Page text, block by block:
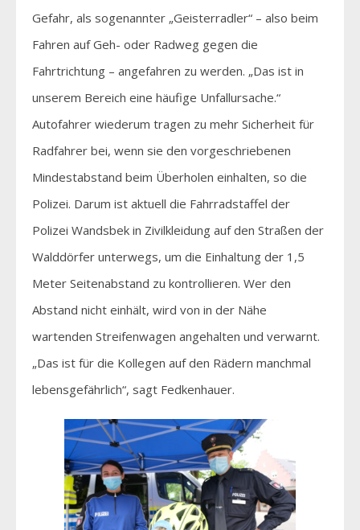
Gefahr, als sogenannter „Geisterradler“ – also beim
Fahren auf Geh- oder Radweg gegen die
Fahrtrichtung – angefahren zu werden. „Das ist in
unserem Bereich eine häufige Unfallursache.“
Autofahrer wiederum tragen zu mehr Sicherheit für
Radfahrer bei, wenn sie den vorgeschriebenen
Mindestabstand beim Überholen einhalten, so die
Polizei. Darum ist aktuell die Fahrradstaffel der
Polizei Wandsbek in Zivilkleidung auf den Straßen der
Walddörfer unterwegs, um die Einhaltung der 1,5
Meter Seitenabstand zu kontrollieren. Wer den
Abstand nicht einhält, wird von in der Nähe
wartenden Streifenwagen angehalten und verwarnt.
„Das ist für die Kollegen auf den Rädern manchmal
lebensgefährlich“, sagt Fedkenhauer.